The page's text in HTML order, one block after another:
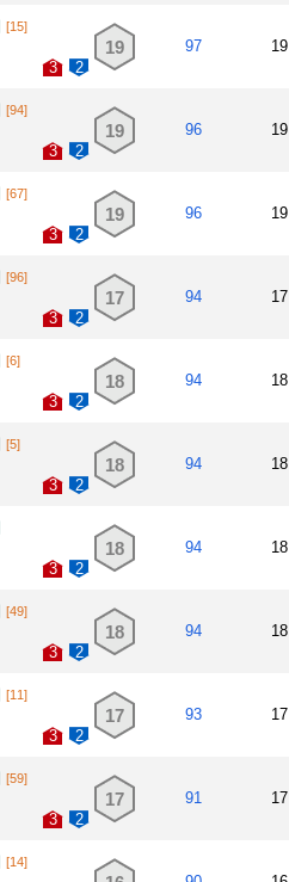
[15]
3 2
19 97 19
[94]
3 2
19 96 19
[67]
3 2
19 96 19
[96]
3 2
17 94 17
[6]
3 2
18 94 18
[5]
3 2
18 94 18
3 2
18 94 18
[49]
3 2
18 94 18
[11]
3 2
17 93 17
[59]
3 2
17 91 17
[14]